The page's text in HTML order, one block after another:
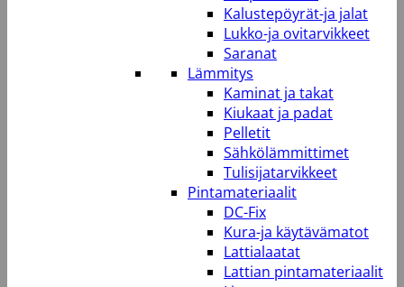
Kalustepöyrät-ja jalat
Lukko-ja ovitarvikkeet
Saranat
Lämmitys
Kaminat ja takat
Kiukaat ja padat
Pelletit
Sähkölämmittimet
Tulisijatarvikkeet
Pintamateriaalit
DC-Fix
Kura-ja käytävämatot
Lattialaatat
Lattian pintamateriaalit